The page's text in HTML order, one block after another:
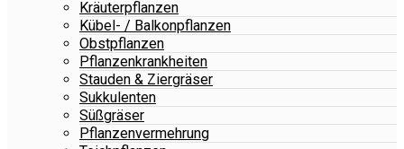
Kräuterpflanzen
Kübel- / Balkonpflanzen
Obstpflanzen
Pflanzenkrankheiten
Stauden & Ziergräser
Sukkulenten
Süßgräser
Pflanzenvermehrung